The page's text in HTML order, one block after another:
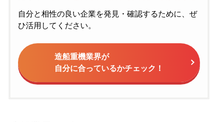
自分と相性の良い企業を発見・確認するために、ぜ
ひ活用してください。
造船重機業界が
自分に合っているかチェック！